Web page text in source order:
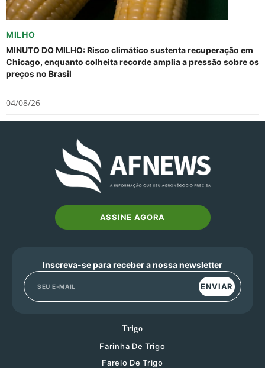
MILHO
MINUTO DO MILHO: Risco climático sustenta recuperação em
Chicago, enquanto colheita recorde amplia a pressão sobre os
preços no Brasil
04/08/26
ASSINE AGORA
Inscreva-se para receber a nossa newsletter
ENVIAR
Trigo
Farinha De Trigo
Farelo De Trigo